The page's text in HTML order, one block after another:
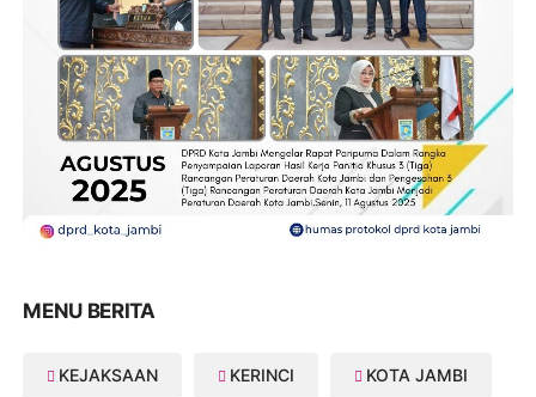
MENU BERITA
KEJAKSAAN KERINCI KOTA JAMBI